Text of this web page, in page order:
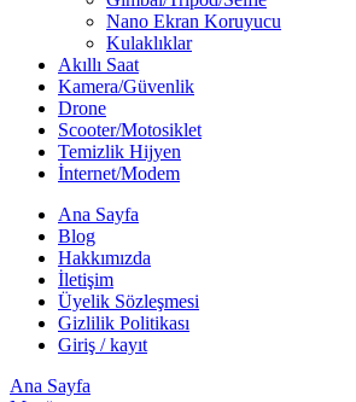
Nano Ekran Koruyucu
Kulaklıklar
Akıllı Saat
Kamera/Güvenlik
Drone
Scooter/Motosiklet
Temizlik Hijyen
İnternet/Modem
Ana Sayfa
Blog
Hakkımızda
İletişim
Üyelik Sözleşmesi
Gizlilik Politikası
Giriş / kayıt
Ana Sayfa